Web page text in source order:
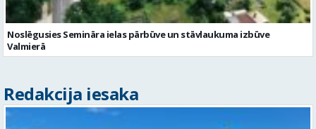
Noslēgusies Semināra ielas pārbūve un stāvlaukuma izbūve
Valmierā
Redakcija iesaka